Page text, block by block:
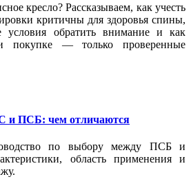
кресло? Рассказываем, как учесть
критичны для здоровья спины,
условия обратить внимание и как
покупке — только проверенные
и ПСБ: чем отличаются
по выбору между ПСБ и
область применения и